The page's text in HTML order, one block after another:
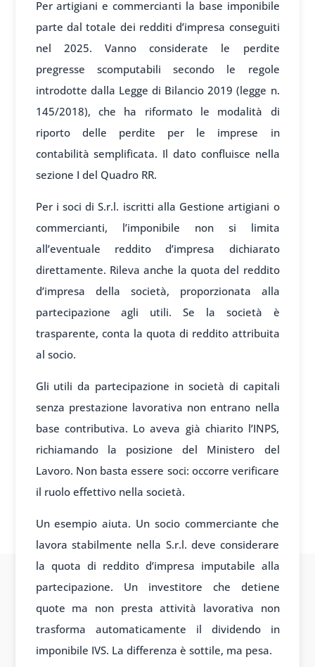
Per artigiani e commercianti la base imponibile
parte dal totale dei redditi d’impresa conseguiti
nel 2025. Vanno considerate le perdite
pregresse scomputabili secondo le regole
introdotte dalla Legge di Bilancio 2019 (legge n.
145/2018), che ha riformato le modalità di
riporto delle perdite per le imprese in
contabilità semplificata. Il dato confluisce nella
sezione I del Quadro RR.
Per i soci di S.r.l. iscritti alla Gestione artigiani o
commercianti, l’imponibile non si limita
all’eventuale reddito d’impresa dichiarato
direttamente. Rileva anche la quota del reddito
d’impresa della società, proporzionata alla
partecipazione agli utili. Se la società è
trasparente, conta la quota di reddito attribuita
al socio.
Gli utili da partecipazione in società di capitali
senza prestazione lavorativa non entrano nella
base contributiva. Lo aveva già chiarito l’INPS,
richiamando la posizione del Ministero del
Lavoro. Non basta essere soci: occorre verificare
il ruolo effettivo nella società.
Un esempio aiuta. Un socio commerciante che
lavora stabilmente nella S.r.l. deve considerare
la quota di reddito d’impresa imputabile alla
partecipazione. Un investitore che detiene
quote ma non presta attività lavorativa non
trasforma automaticamente il dividendo in
imponibile IVS. La differenza è sottile, ma pesa.